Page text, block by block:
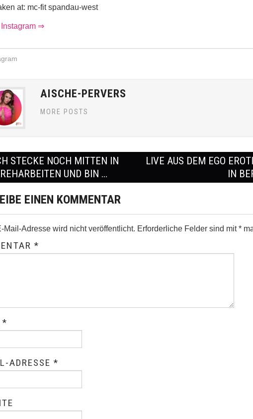
at: mc-fit spandau-west
⇒
AISCHE-PERVERS
MORE POSTS
STECKE NOCH MITTEN IN
UND BIN …
LIVE AUS DEM EGO
IN
EINEN KOMMENTAR
Mail-Adresse wird nicht veröffentlicht. Erforderliche Felder sind mit*
*
*
ADRESSE *